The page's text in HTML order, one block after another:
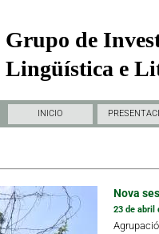
Grupo de
Lingüística e
INICIO
Nova
23 de abril